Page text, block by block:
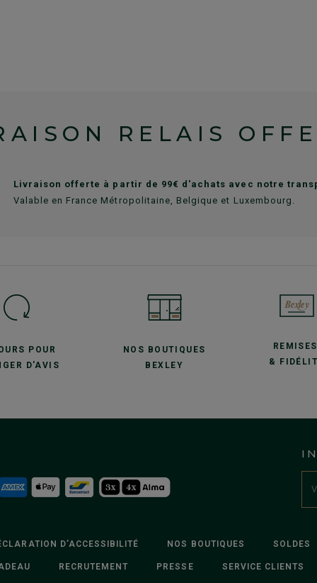
RELAIS
Livraison offerte à partir de 99€ d'achats avec notre
Valable en France Métropolitaine, Belgique et Luxembourg.
POUR
D'AVIS
NOS BOUTIQUES
BEXLEY
REMISES
&
D’ACCESSIBILITÉ NOS BOUTIQUES SOLDES
RECRUTEMENT PRESSE SERVICE CLIENTS